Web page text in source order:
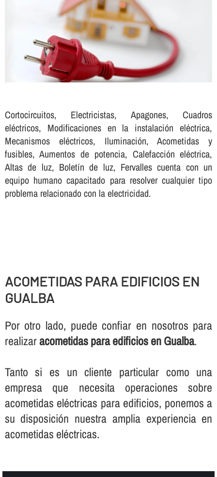
Cortocircuitos, Electricistas, Apagones, Cuadros
eléctricos, Modificaciones en la instalación eléctrica,
Mecanismos eléctricos, Iluminación, Acometidas y
fusibles, Aumentos de potencia, Calefacción eléctrica,
Altas de luz, Boletí­n de luz, Fervalles cuenta con un
equipo humano capacitado para resolver cualquier tipo
problema relacionado con la electricidad.
ACOMETIDAS PARA EDIFICIOS EN
GUALBA
Por otro lado, puede confiar en nosotros para
realizaracometidas para edificios en Gualba.
Tanto si es un cliente particular como una
empresa que necesita operaciones sobre
acometidas eléctricas para edificios, ponemos a
su disposición nuestra amplia experiencia en
acometidas eléctricas.